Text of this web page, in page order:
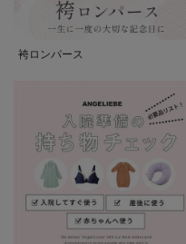
袴ロンパース